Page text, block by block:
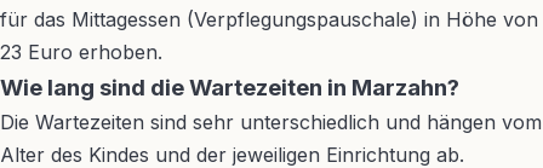
für das Mittagessen (Verpflegungspauschale) in Höhe von
23 Euro erhoben.
Wie lang sind die Wartezeiten in Marzahn?
Die Wartezeiten sind sehr unterschiedlich und hängen vom
Alter des Kindes und der jeweiligen Einrichtung ab.